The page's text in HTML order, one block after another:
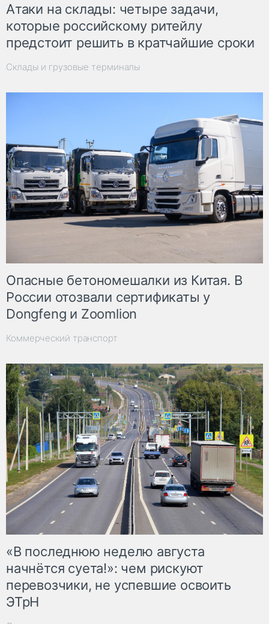
Атаки на склады: четыре задачи,
которые российскому ритейлу
предстоит решить в кратчайшие сроки
Склады и грузовые терминалы
Опасные бетономешалки из Китая. В
России отозвали сертификаты у
Dongfeng и Zoomlion
Коммерческий транспорт
«В последнюю неделю августа
начнётся суета!»: чем рискуют
перевозчики, не успевшие освоить
ЭТрН